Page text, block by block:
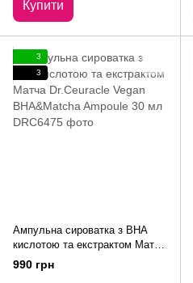
Купити
3
3
Ампульна сироватка з BHA
кислотою та екстрактом Матчa
Dr.Ceuracle Vegan BHA&Matcha
Ampoule 30 мл
990 грн